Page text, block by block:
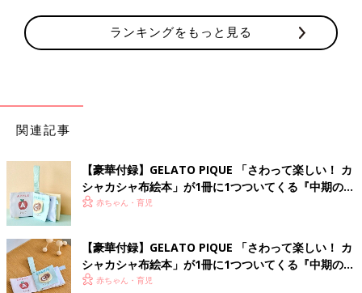
るので、ママバッグの持ち手につけておけば、ぐずったときにす
ぐ取り出すことができて便利！抱っこ紐の肩ベルトやベビーカー
ッフィーのカシャカシャ布絵本」や「遊べる！しかけポスターカ
レンダ2021」などがついた、スペシャル豪華付録号。売り切れ
る前にぜひゲットしてくださいね。
撮影／sono 文／サトウヨシコ
ひよこクラブ 2021年1・2月合併号
ランキングをもっと見る
関連記事
【豪華付録】GELATO PIQUE 「さわって楽しい！ カ
シャカシャ布絵本」が1冊に1つついてくる『中期のひ
よこクラブ』冬号が発売中！
赤ちゃん・育児
【豪華付録】GELATO PIQUE 「さわって楽しい！ カ
シャカシャ布絵本」が1冊に1つついてくる『中期のひ
よこクラブ』秋号が発売中！
赤ちゃん・育児